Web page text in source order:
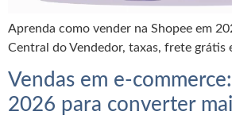
Aprenda como vender na Shopee em
Central do Vendedor, taxas, frete grátis
Vendas em e-
2026 para converter